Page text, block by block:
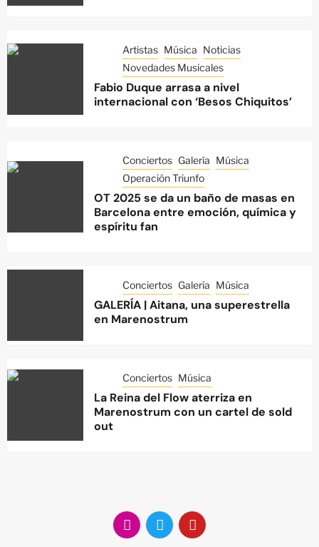
Artistas Música Noticias
Novedades Musicales
Fabio Duque arrasa a nivel
internacional con ‘Besos Chiquitos’
Conciertos Galería Música
Operación Triunfo
OT 2025 se da un baño de masas en
Barcelona entre emoción, química y
espíritu fan
Conciertos Galería Música
GALERÍA | Aitana, una superestrella
en Marenostrum
Conciertos Música
La Reina del Flow aterriza en
Marenostrum con un cartel de sold
out